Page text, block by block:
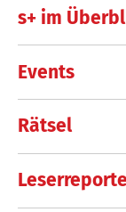
s+ im
Events
Rätsel